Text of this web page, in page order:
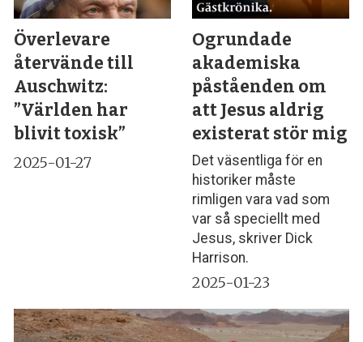
Överlevare
återvände till
Auschwitz:
”Världen har
blivit toxisk”
2025-01-27
Ogrundade
akademiska
påståenden om
att Jesus aldrig
existerat stör mig
Det väsentliga för en
historiker måste
rimligen vara vad som
var så speciellt med
Jesus, skriver Dick
Harrison.
2025-01-23